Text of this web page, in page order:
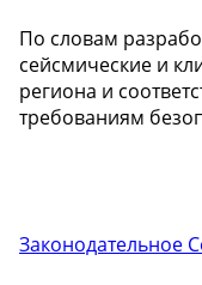
По словам
сейсмические и
региона и
требованиям
Законодательное